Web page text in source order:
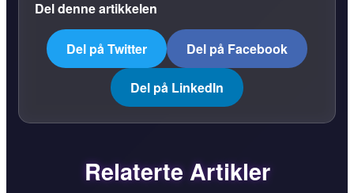
Del denne artikkelen
Del på Twitter Del på Facebook
Del på LinkedIn
Relaterte Artikler